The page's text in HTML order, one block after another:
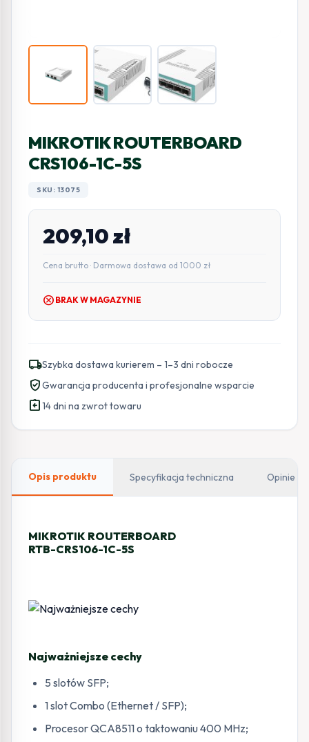
MIKROTIK ROUTERBOARD
CRS106-1C-5S
SKU: 13075
209,10zł
Cena brutto · Darmowa dostawa od 1000 zł
cancel BRAK W MAGAZYNIE
local_shippingSzybka dostawa kurierem – 1–3 dni robocze
verified_userGwarancja producenta i profesjonalne wsparcie
assignment_return14 dni na zwrot towaru
Opis produktu Specyfikacja techniczna Opinie
MIKROTIK ROUTERBOARD
RTB-CRS106-1C-5S
Najważniejsze cechy
5 slotów SFP;
1 slot Combo (Ethernet / SFP);
Procesor QCA8511 o taktowaniu 400 MHz;